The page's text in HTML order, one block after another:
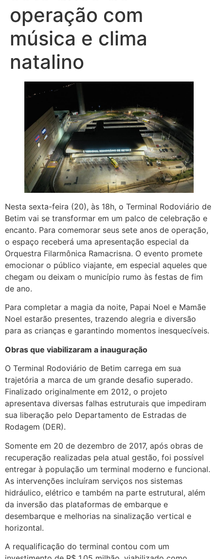
operação com
música e clima
natalino
Nesta sexta-feira (20), às 18h, o Terminal Rodoviário de
Betim vai se transformar em um palco de celebração e
encanto. Para comemorar seus sete anos de operação,
o espaço receberá uma apresentação especial da
Orquestra Filarmônica Ramacrisna. O evento promete
emocionar o público viajante, em especial aqueles que
chegam ou deixam o município rumo às festas de fim
de ano.
Para completar a magia da noite, Papai Noel e Mamãe
Noel estarão presentes, trazendo alegria e diversão
para as crianças e garantindo momentos inesquecíveis.
Obras que viabilizaram a inauguração
O Terminal Rodoviário de Betim carrega em sua
trajetória a marca de um grande desafio superado.
Finalizado originalmente em 2012, o projeto
apresentava diversas falhas estruturais que impediram
sua liberação pelo Departamento de Estradas de
Rodagem (DER).
Somente em 20 de dezembro de 2017, após obras de
recuperação realizadas pela atual gestão, foi possível
entregar à população um terminal moderno e funcional.
As intervenções incluíram serviços nos sistemas
hidráulico, elétrico e também na parte estrutural, além
da inversão das plataformas de embarque e
desembarque e melhorias na sinalização vertical e
horizontal.
A requalificação do terminal contou com um